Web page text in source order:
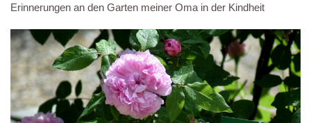
Erinnerungen an den Garten meiner Oma in der Kindheit